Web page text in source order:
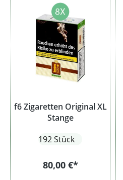
f6 Zigaretten Original XL
Stange
192 Stück
80,00 €*